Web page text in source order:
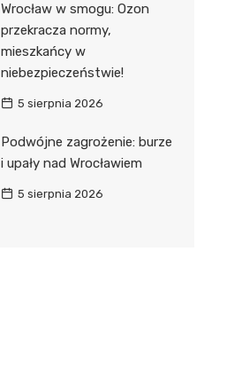
Wrocław w smogu: Ozon
przekracza normy,
mieszkańcy w
niebezpieczeństwie!
5 sierpnia 2026
Podwójne zagrożenie: burze
i upały nad Wrocławiem
5 sierpnia 2026